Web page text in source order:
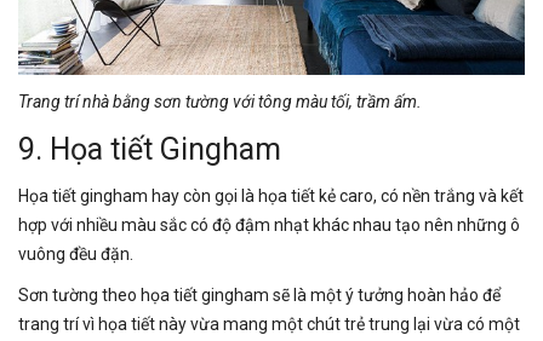
Trang trí nhà bằng sơn tường với tông màu tối, trầm ấm.
9. Họa tiết Gingham
Họa tiết gingham hay còn gọi là họa tiết kẻ caro, có nền trắng và kết
hợp với nhiều màu sắc có độ đậm nhạt khác nhau tạo nên những ô
vuông đều đặn.
Sơn tường theo họa tiết gingham sẽ là một ý tưởng hoàn hảo để
trang trí vì họa tiết này vừa mang một chút trẻ trung lại vừa có một